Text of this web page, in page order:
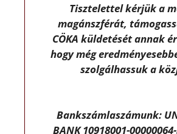
Tisztelettel kérjük a
magánszférát,
CÖKA küldetését annak
hogy még
szolgálhassuk a
Bankszámlaszámunk:
BANK 10918001-